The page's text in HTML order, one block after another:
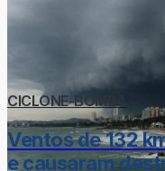
CICLONE-BOMBA
Ventos de 132
e causaram